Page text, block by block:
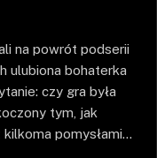
na powrót podserii
ulubiona bohaterka
czy gra była
tym, jak
pomysłami…